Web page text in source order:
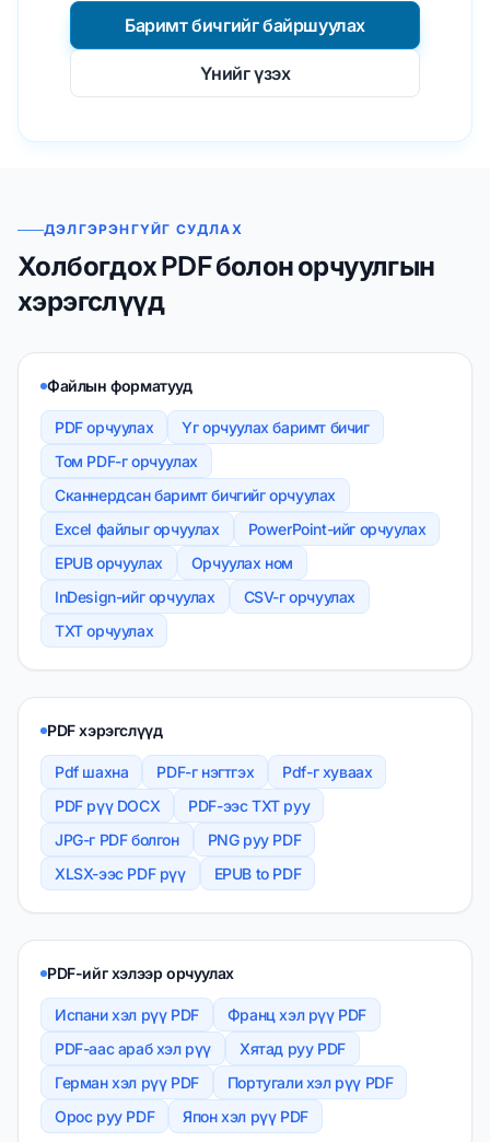
Баримт бичгийг байршуулах
Үнийг үзэх
ДЭЛГЭРЭНГҮЙГ СУДЛАХ
Холбогдох PDF болон орчуулгын
хэрэгслүүд
Файлын форматууд
PDF орчуулах
Үг орчуулах баримт бичиг
Том PDF-г орчуулах
Сканнердсан баримт бичгийг орчуулах
Excel файлыг орчуулах
PowerPoint-ийг орчуулах
EPUB орчуулах
Орчуулах ном
InDesign-ийг орчуулах
CSV-г орчуулах
TXT орчуулах
PDF хэрэгслүүд
Pdf шахна PDF-г нэгтгэх
Pdf-г хуваах
PDF рүү DOCX
PDF-ээс TXT руу
JPG-г PDF болгон
PNG руу PDF
XLSX-ээс PDF рүү
EPUB to PDF
PDF-ийг хэлээр орчуулах
Испани хэл рүү PDF
Франц хэл рүү PDF
PDF-аас араб хэл рүү
Хятад руу PDF
Герман хэл рүү PDF
Португали хэл рүү PDF
Орос руу PDF
Япон хэл рүү PDF